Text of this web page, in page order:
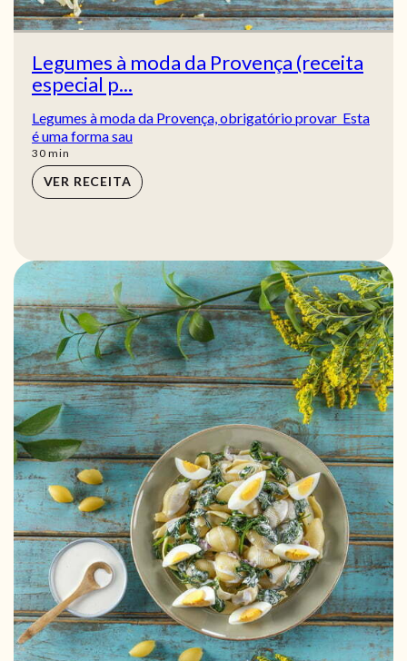
Legumes à moda da Provença (receita
especial p...
Legumes à moda da Provença, obrigatório provar Esta
é uma forma sau
30min
min
VER RECEITA